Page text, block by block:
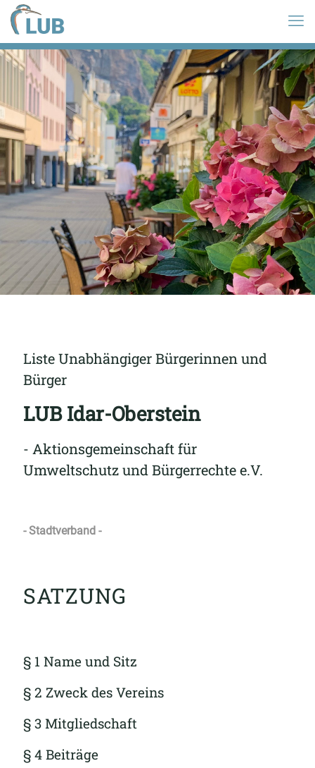
Liste Unabhängiger Bürgerinnen und
Bürger
LUB Idar-Oberstein
- Aktionsgemeinschaft für
Umweltschutz und Bürgerrechte e.V.
- Stadtverband -
SATZUNG
§ 1 Name und Sitz
§ 2 Zweck des Vereins
§ 3 Mitgliedschaft
§ 4 Beiträge